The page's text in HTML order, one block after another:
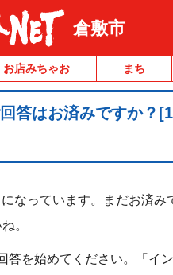
倉敷市
お店みちゃお まち
答はお済みですか？
なっています。まだお済み
。
答を始めてください。「イ